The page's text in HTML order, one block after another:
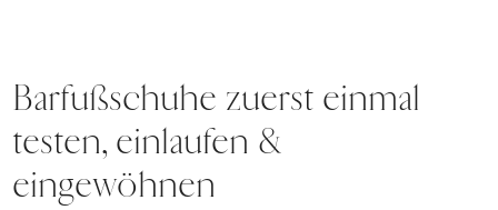
Barfußschuhe zuerst einmal
testen, einlaufen &
eingewöhnen